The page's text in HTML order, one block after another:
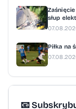
słup
Piłka na
📧